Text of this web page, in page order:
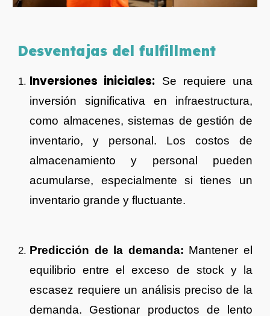
Desventajas del fulfillment
Inversiones iniciales: Se requiere una
inversión significativa en infraestructura,
como almacenes, sistemas de gestión de
inventario, y personal. Los costos de
almacenamiento y personal pueden
acumularse, especialmente si tienes un
inventario grande y fluctuante.
Predicción de la demanda: Mantener el
equilibrio entre el exceso de stock y la
escasez requiere un análisis preciso de la
demanda. Gestionar productos de lento